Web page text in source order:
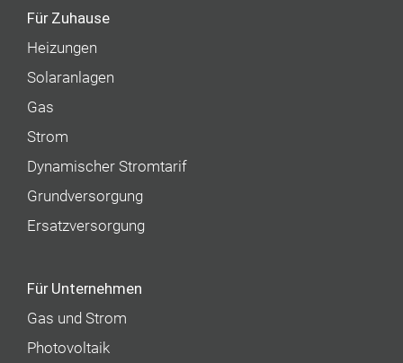
Für Zuhause
Heizungen
Solaranlagen
Gas
Strom
Dynamischer Stromtarif
Grundversorgung
Ersatzversorgung
Für Unternehmen
Gas und Strom
Photovoltaik